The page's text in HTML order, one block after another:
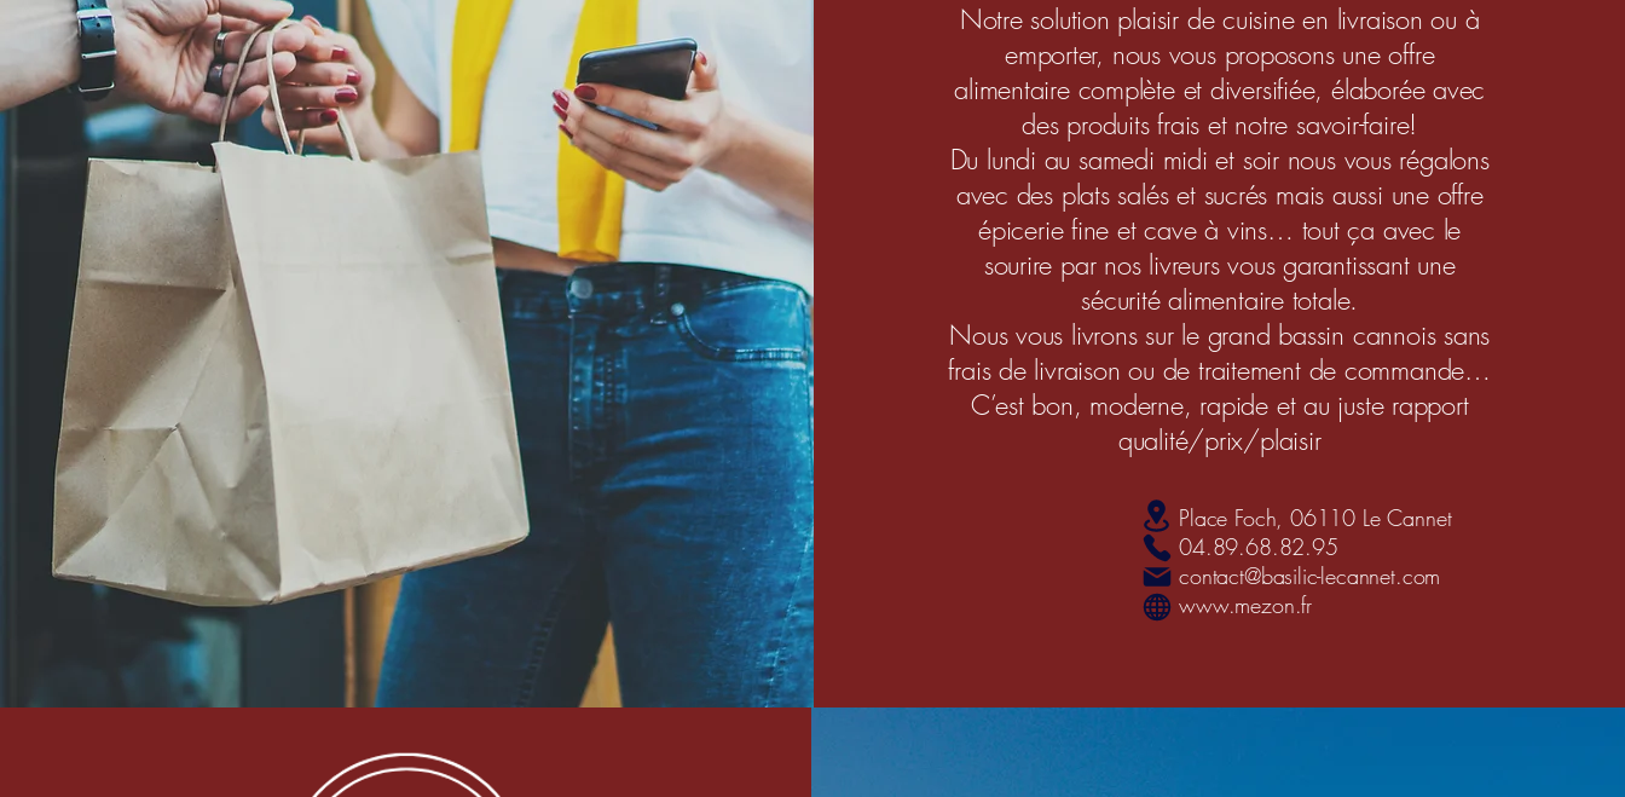
Notre solution plaisir de cuisine en livraison ou à
emporter, nous vous proposons une offre
alimentaire complète et diversifiée, élaborée avec
des produits frais et notre savoir-faire!
Du lundi au samedi midi et soir nous vous régalons
avec des plats salés et sucrés mais aussi une offre
épicerie fine et cave à vins… tout ça avec le
sourire par nos livreurs vous garantissant une
sécurité alimentaire totale.
Nous vous livrons sur le grand bassin cannois sans
frais de livraison ou de traitement de commande…
C’est bon, moderne, rapide et au juste rapport
qualité/prix/plaisir
Place Foch, 06110 Le Cannet
04.89.68.82.95
contact@basilic-lecannet.com
www.mezon.fr